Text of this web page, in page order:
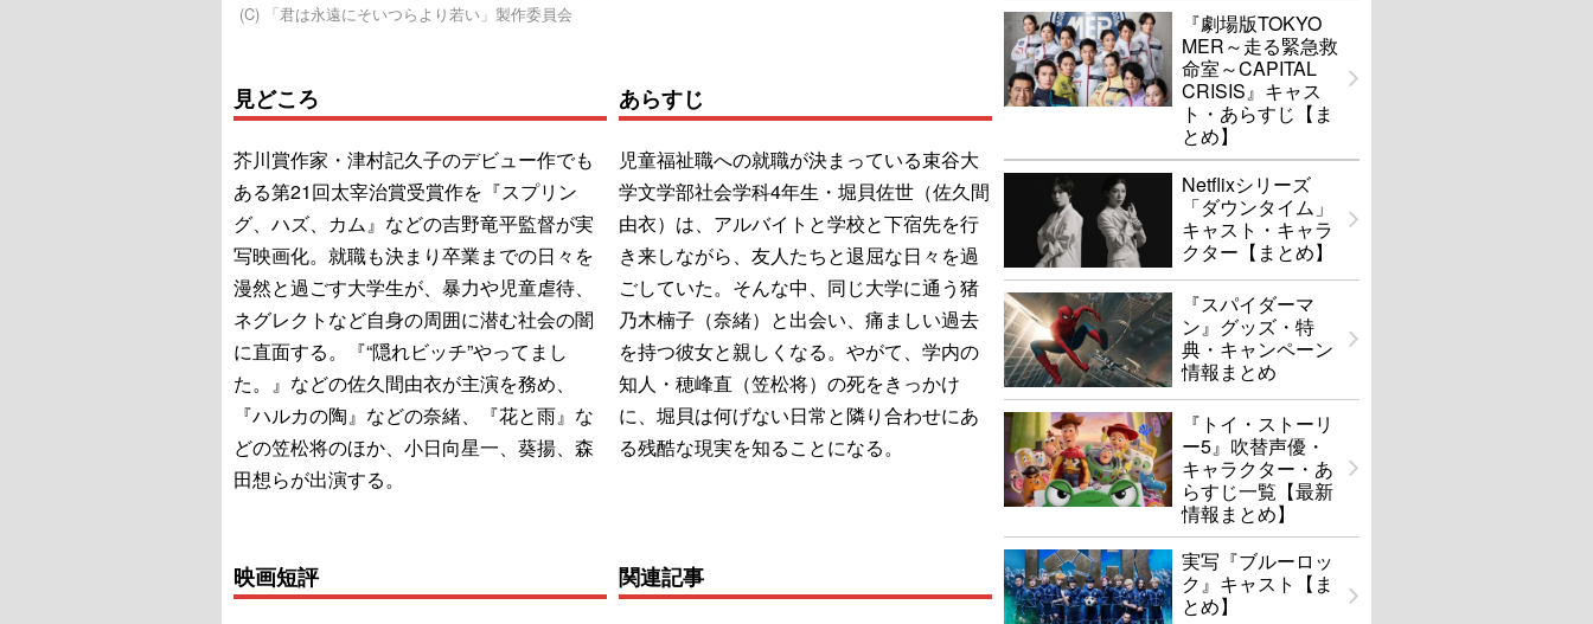
(C) 「君は永遠にそいつらより若い」製作委員会
見どころ
芥川賞作家・津村記久子のデビュー作でも
ある第21回太宰治賞受賞作を『スプリン
グ、ハズ、カム』などの吉野竜平監督が実
写映画化。就職も決まり卒業までの日々を
漫然と過ごす大学生が、暴力や児童虐待、
ネグレクトなど自身の周囲に潜む社会の闇
に直面する。『“隠れビッチ”やってまし
た。』などの佐久間由衣が主演を務め、
『ハルカの陶』などの奈緒、『花と雨』な
どの笠松将のほか、小日向星一、葵揚、森
田想らが出演する。
あらすじ
児童福祉職への就職が決まっている束谷大
学文学部社会学科4年生・堀貝佐世（佐久間
由衣）は、アルバイトと学校と下宿先を行
き来しながら、友人たちと退屈な日々を過
ごしていた。そんな中、同じ大学に通う猪
乃木楠子（奈緒）と出会い、痛ましい過去
を持つ彼女と親しくなる。やがて、学内の
知人・穂峰直（笠松将）の死をきっかけ
に、堀貝は何げない日常と隣り合わせにあ
る残酷な現実を知ることになる。
映画短評 関連記事
『劇場版TOKYO
MER～走る緊急救
命室～CAPITAL
CRISIS』キャス
ト・あらすじ【ま
とめ】
Netflixシリーズ
「ダウンタイム」
キャスト・キャラ
クター【まとめ】
『スパイダーマ
ン』グッズ・特
典・キャンペーン
情報まとめ
『トイ・ストーリ
ー5』吹替声優・
キャラクター・あ
らすじ一覧【最新
情報まとめ】
実写『ブルーロッ
ク』キャスト【ま
とめ】